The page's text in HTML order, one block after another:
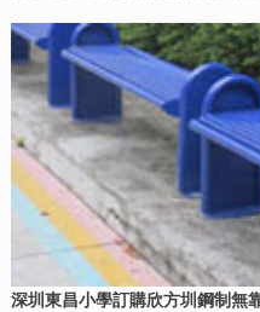
深圳東昌小學訂購欣方圳鋼制無